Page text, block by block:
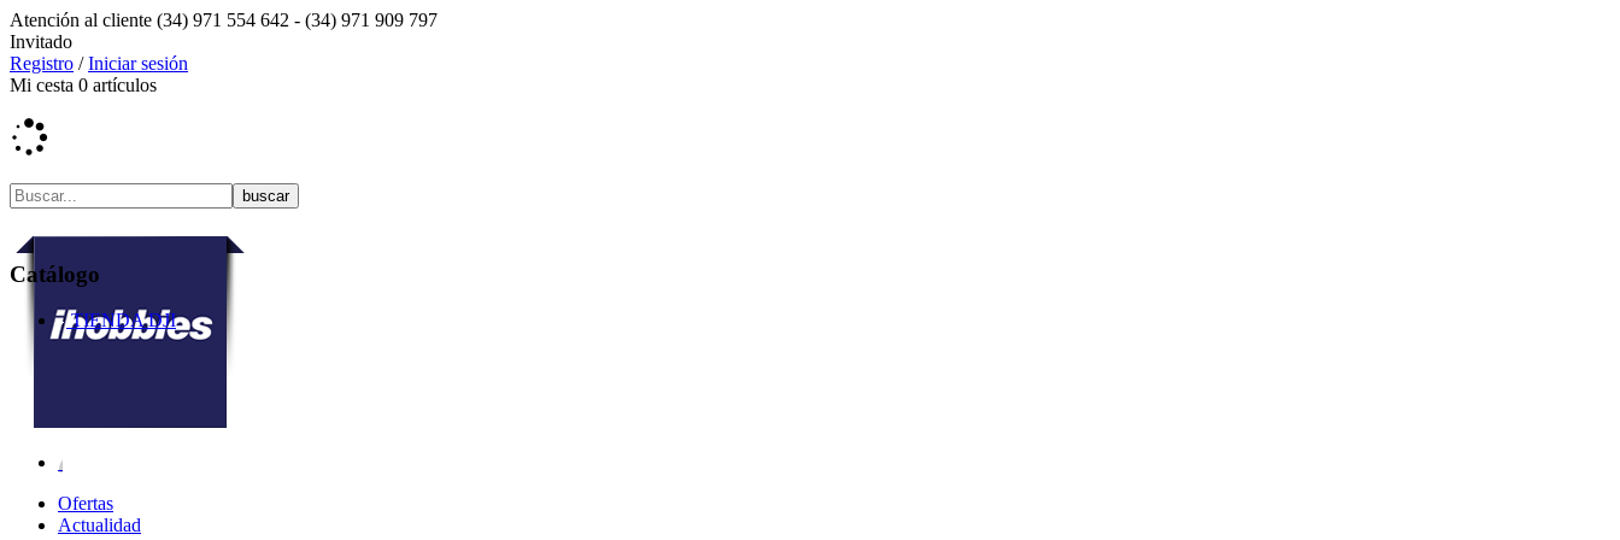
Atención al cliente (34) 971 554 642 - (34) 971 909 797
Invitado
Registro /Iniciar sesión
Mi cesta 0 artículos
Ofertas
Actualidad
Catálogo
TIENDA DJI